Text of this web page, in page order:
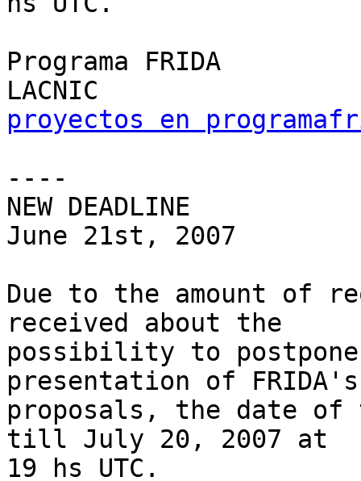
Programa FRIDA
proyectos en
----
NEW DEADLINE
June 21st, 2007
Due to the amount of
received about the
possibility to
presentation of
proposals, the date of
till July 20, 2007 at
19 hs UTC.